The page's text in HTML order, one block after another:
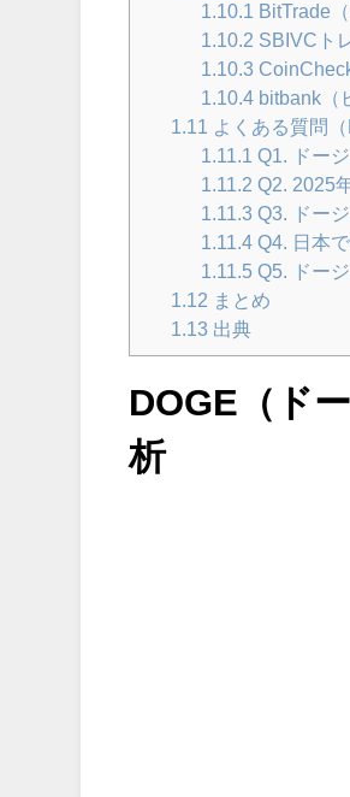
1.10.1 BitTrade
1.10.2 SBIVCト
1.10.3
1.10.4bitbank（
1.11 よくある質問（
1.11.1 Q1. ドー
1.11.2 Q2. 2025
1.11.3 Q3. ドー
1.11.4Q4. 日本
1.11.5Q5. ドー
1.12 まとめ
1.13 出典
DOGE（ド
析